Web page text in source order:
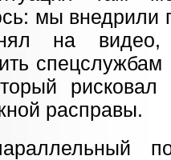
мы внедрили
на видео,
рисковал
расправы.